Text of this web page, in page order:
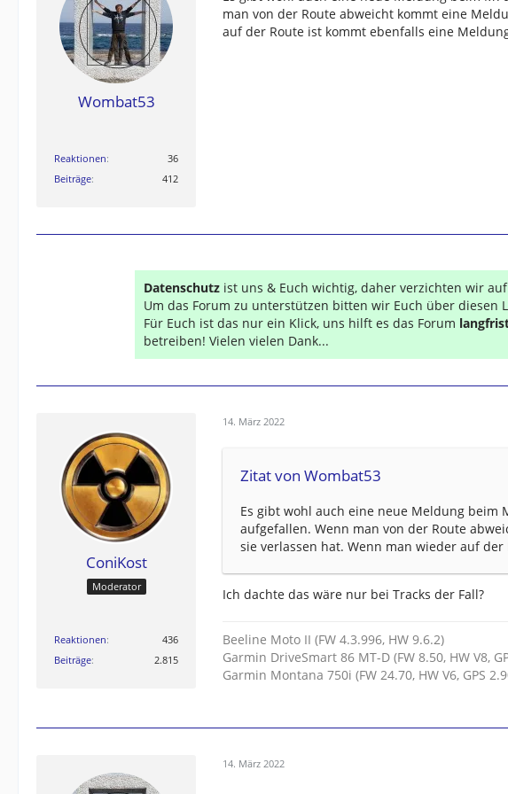
Wombat53
Reaktionen
36
Beiträge
412
man von der Route abweicht kommt eine
auf der Route ist kommt ebenfalls eine
Datenschutz ist uns & Euch wichtig, daher verzichten wir
Um das Forum zu unterstützen bitten wir Euch über diesen
Für Euch ist das nur ein Klick, uns hilft es das Forum
betreiben! Vielen vielen Dank...
ConiKost
Moderator
Reaktionen
436
Beiträge
2.815
14. März 2022
Zitat von Wombat53
Es gibt wohl auch eine neue Meldung
aufgefallen. Wenn man von der Route
sie verlassen hat. Wenn man wieder auf
Ich dachte das wäre nur bei Tracks der Fall?
Beeline Moto II (FW 4.3.996, HW 9.6.2)
Garmin DriveSmart 86 MT-D (FW 8.50, HW V8,
Garmin Montana 750i (FW 24.70, HW V6, GPS
14. März 2022